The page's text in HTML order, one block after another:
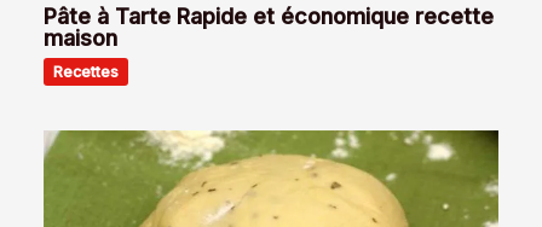
Pâte à Tarte Rapide et économique recette
maison
Recettes